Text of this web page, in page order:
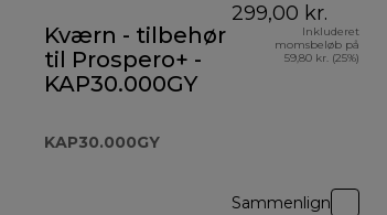
Kværn - tilbehør
til Prospero+ -
KAP30.000GY
KAP30.000GY
299,00 kr.
Inkluderet
momsbeløb på
59,80 kr. (25%)
Sammenlign